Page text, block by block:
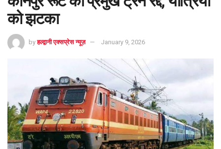
को झटका
by हल्द्वानी एक्सप्रेस न्यूज़ January 9, 2026